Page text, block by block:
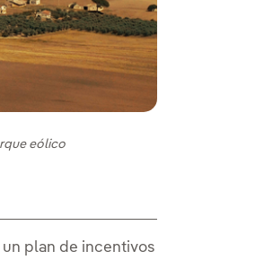
eólico
plan de incentivos